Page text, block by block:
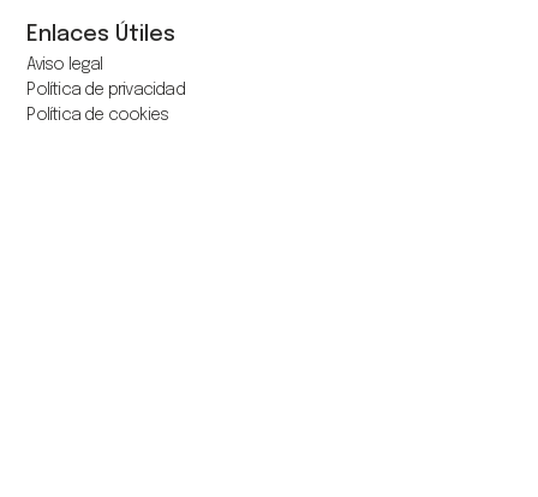
Enlaces Útiles
Aviso legal
Política de privacidad
Política de cookies